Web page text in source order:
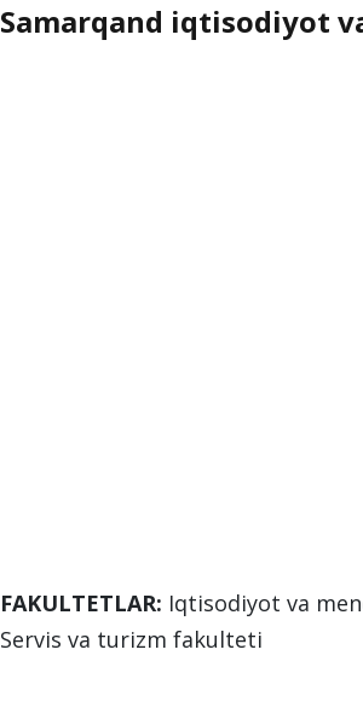
Samarqand iqtisodiyot
FAKULTETLAR: Iqtisodiyot va
Servis va turizm fakulteti